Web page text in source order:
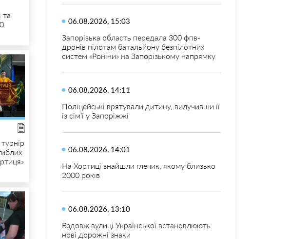
та
06.08.2026, 15:03
Запорізька область передала 300 фпв-
дронів пілотам батальйону безпілотних
систем «Роніни» на Запорізькому напрямку
06.08.2026, 14:11
Поліцейські врятували дитину, вилучивши її
із сім’ї у Запоріжжі
06.08.2026, 14:01
На Хортиці знайшли глечик, якому близько
2000 років
06.08.2026, 13:10
Вздовж вулиці Української встановлюють
нові дорожні знаки